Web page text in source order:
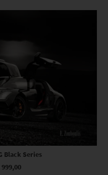
auf. Die Optionen können auf der Produktseite gewählt werden
Black Series
999,00